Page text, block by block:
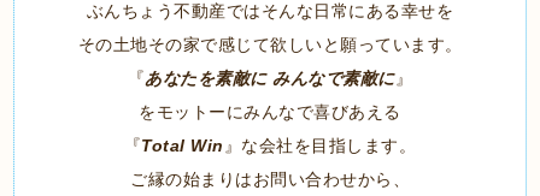
ぶんちょう不動産ではそんな日常にある幸せを
その土地その家で感じて欲しいと願っています。
『あなたを素敵に みんなで素敵に』
をモットーにみんなで喜びあえる
『Total Win』な会社を目指します。
ご縁の始まりはお問い合わせから、